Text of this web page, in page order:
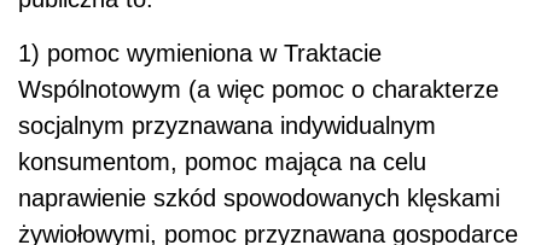
1) pomoc wymieniona w Traktacie
Wspólnotowym (a więc pomoc o charakterze
socjalnym przyznawana indywidualnym
konsumentom, pomoc mająca na celu
naprawienie szkód spowodowanych klęskami
żywiołowymi, pomoc przyznawana gospodarce